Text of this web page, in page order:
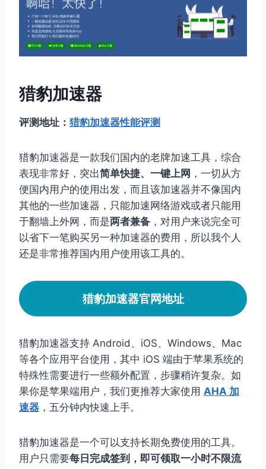
猎豹加速器
评测地址： 猎豹加速器性能评测
猎豹加速器是一款我们国内的老牌加速工具，综合
表现非常好，突出简单快捷、一键上网 ，一切从方
便国内用户的使用出发，而且该加速器并不像国内
其他的一些加速器，只能加速网络游戏或者只能用
于翻墙上外网，而是两者兼备 ，对用户来说完全可
以省下一笔购买另一种加速器的费用，所以我个人
还是非常推荐国内用户使用该工具的。
猎豹加速器官网地址
猎豹加速器支持 Android、iOS、Windows、Mac
等各个应用平台使用，其中 iOS 端由于苹果系统的
特殊性需要进行一些额外配置，步骤稍许复杂。如
果你是苹果端用户，我们更推荐大家使用 AHA 加
速器 ，五分钟内快速上手。
猎豹加速器是一个可以支持长期免费使用的工具。
用户只需要每日完成签到，即可领取一小时不限流